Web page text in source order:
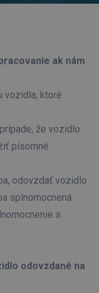
ak nám
vozidla, ktoré
že vozidlo
písomné
odovzdať vozidlo
splnomocnená
s
odovzdané na